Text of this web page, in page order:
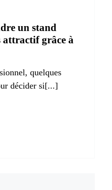
un stand
attractif grâce à
quelques
décider si[...]